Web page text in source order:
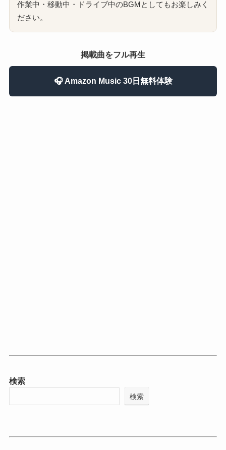
作業中・移動中・ドライブ中のBGMとしてもお楽しみく
ださい。
掲載曲をフル再生
🎧 Amazon Music 30日無料体験
検索
検索